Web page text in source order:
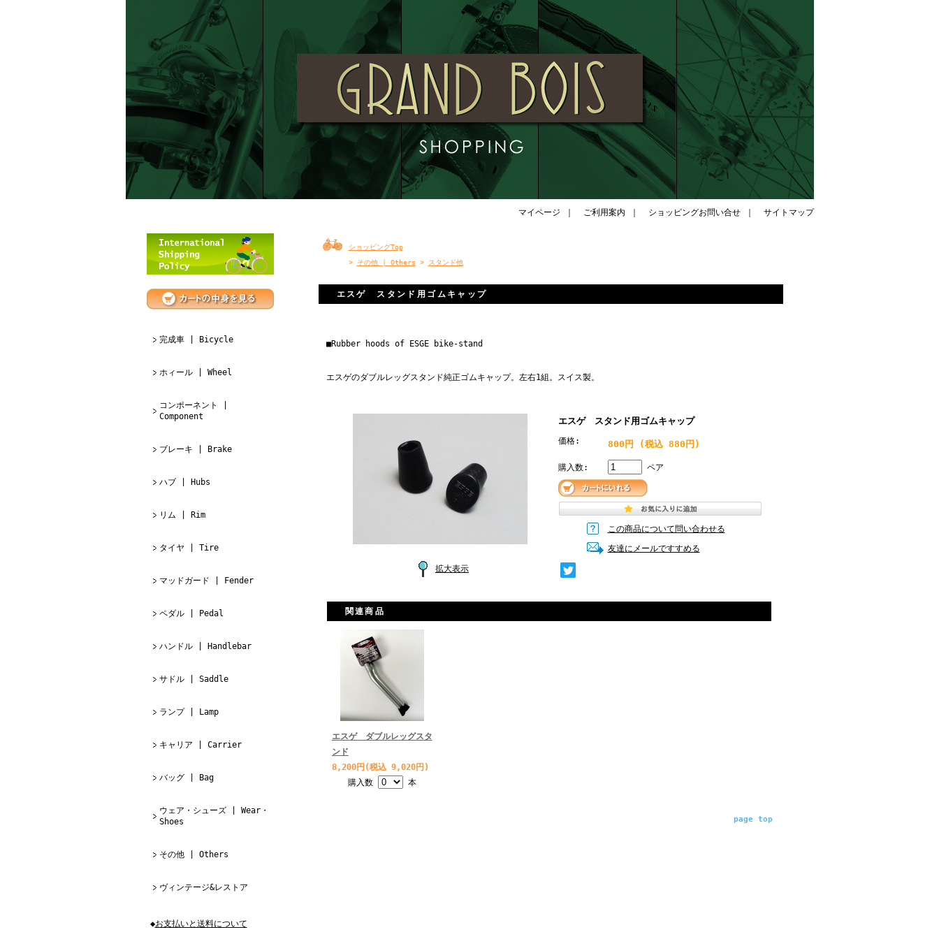
マイページ ご利用案内 ショッピングお問い合せ｜ サイトマップ
完成車 | Bicycle
ホィール | Wheel
コンポーネント |
Component
ブレーキ | Brake
ハブ | Hubs
リム | Rim
タイヤ | Tire
マッドガード | Fender
ペダル | Pedal
ハンドル | Handlebar
サドル | Saddle
ランプ | Lamp
キャリア | Carrier
バッグ | Bag
ウェア・シューズ | Wear・
Shoes
その他 | Others
ヴィンテージ&レストア
◆お支払いと送料について
ショッピングTop
>
その他 | Others > スタンド他
エスゲ スタンド用ゴムキャップ
■Rubber hoods of ESGE bike-stand
エスゲのダブルレッグスタンド純正ゴムキャップ。左右1組。スイス製。
拡大表示
エスゲ スタンド用ゴムキャップ
価格: 800円 (税込 880円)
購入数: ペア
この商品について問い合わせる
友達にメールですすめる
関連商品
エスゲ ダブルレッグスタ
ンド
8,200円(税込 9,020円)
購入数
本
page top